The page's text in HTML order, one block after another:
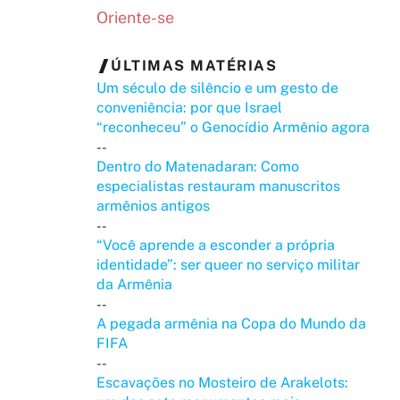
Oriente-se
ÚLTIMAS MATÉRIAS
Um século de silêncio e um gesto de
conveniência: por que Israel
“reconheceu” o Genocídio Armênio agora
--
Dentro do Matenadaran: Como
especialistas restauram manuscritos
armênios antigos
--
“Você aprende a esconder a própria
identidade”: ser queer no serviço militar
da Armênia
--
A pegada armênia na Copa do Mundo da
FIFA
--
Escavações no Mosteiro de Arakelots: